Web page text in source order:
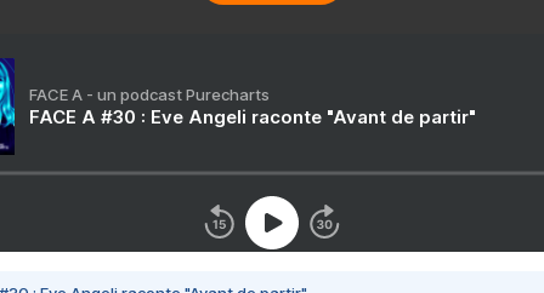
FACE A - un podcast Purecharts
FACE A #30 : Eve Angeli raconte "Avant de partir"